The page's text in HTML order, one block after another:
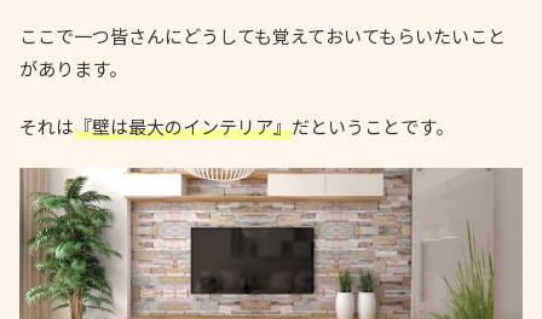
ここで一つ皆さんにどうしても覚えておいてもらいたいこと
があります。
それは『壁は最大のインテリア』だということです。